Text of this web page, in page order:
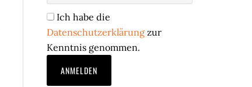
Ich habe die
Datenschutzerklärung zur
Kenntnis genommen.